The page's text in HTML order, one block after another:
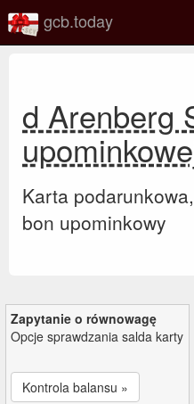
gcb.today
d Arenberg
Karta
bon upominkowy
Zapytanie o równowagę
Opcje sprawdzania salda karty
Kontrola balansu »